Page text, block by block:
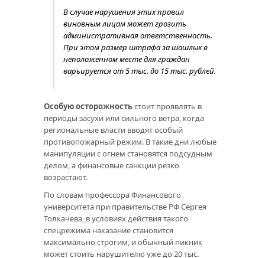
В случае нарушения этих правил
виновным лицам может грозить
административная ответственность.
При этом размер штрафа за шашлык в
неположенном месте для граждан
варьируется от 5 тыс. до 15 тыс. рублей.
Особую осторожностьстоит проявлять в
периоды засухи или сильного ветра, когда
региональные власти вводят особый
противопожарный режим. В такие дни любые
манипуляции с огнем становятся подсудным
делом, а финансовые санкции резко
возрастают.
По словам профессора Финансового
университета при правительстве РФ Сергея
Толкачева, в условиях действия такого
спецрежима наказание становится
максимально строгим, и обычный пикник
может стоить нарушителю уже до 20 тыс.